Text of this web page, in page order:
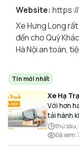
Website:
Xe Hưng Long
đến cho Quý
Hà Nội an toàn,
Tin mới nhất
Xe Hạ
Tận Nơi
Với hơn
tải hành
cho Quý
thoải mái
thứ
Đã xem: